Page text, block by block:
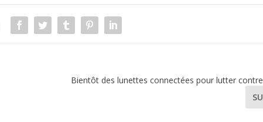
Bientôt des lunettes connectées pour lutter